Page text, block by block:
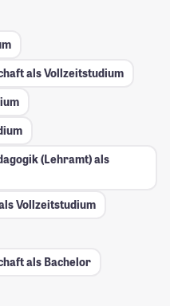
als Vollzeitstudium
(Lehramt) als
Vollzeitstudium
als Bachelor